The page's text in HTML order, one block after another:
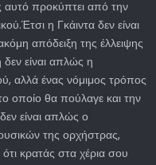
αυτό προκύπτει από την
η Γκάιντα δεν είναι
απόδειξη της έλλειψης
είναι απλώς η
αλλά ένας νόμιμος τρόπος
οποίο θα πούλαγε και την
είναι απλώς ο
της ορχήστρας,
κρατάς στα χέρια σου